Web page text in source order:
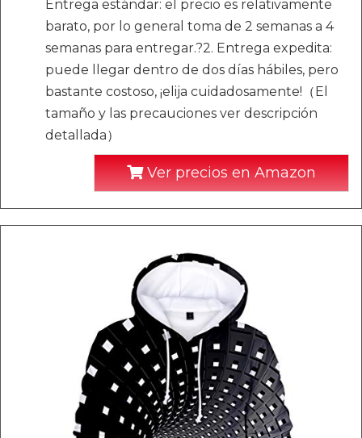
Entrega estándar: el precio es relativamente
barato, por lo general toma de 2 semanas a 4
semanas para entregar.?2. Entrega expedita:
puede llegar dentro de dos días hábiles, pero
bastante costoso, ¡elija cuidadosamente!（El
tamaño y las precauciones ver descripción
detallada）
Ver precios en Amazon